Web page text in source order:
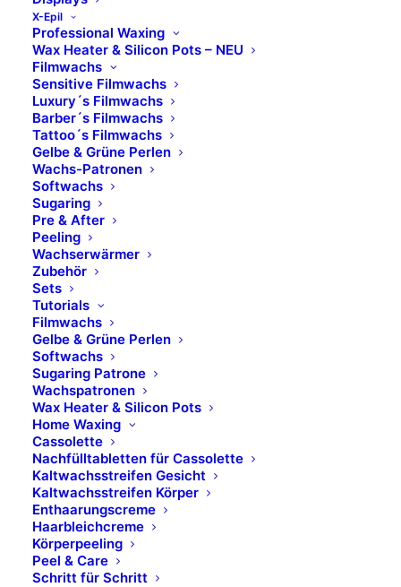
X-Epil
Professional Waxing
Wax Heater & Silicon Pots – NEU
Filmwachs
Sensitive Filmwachs
Luxury´s Filmwachs
Barber´s Filmwachs
Tattoo´s Filmwachs
Gelbe & Grüne Perlen
Wachs-Patronen
Softwachs
Sugaring
Pre & After
Peeling
Wachserwärmer
Zubehör
Sets
Tutorials
Filmwachs
Gelbe & Grüne Perlen
Softwachs
Sugaring Patrone
Wachspatronen
Wax Heater & Silicon Pots
Home Waxing
Cassolette
Nachfülltabletten für Cassolette
Kaltwachsstreifen Gesicht
Kaltwachsstreifen Körper
Enthaarungscreme
Haarbleichcreme
Körperpeeling
Peel & Care
Schritt für Schritt
MEHR ERFAHREN
Peelinc Americano Strong